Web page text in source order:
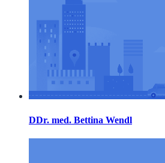
DDr. med. Bettina Wendl